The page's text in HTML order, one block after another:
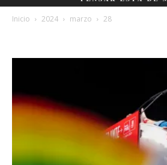
Inicio 2024 marzo 28